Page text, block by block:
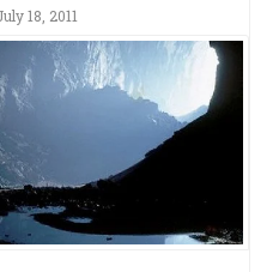
18, 2011